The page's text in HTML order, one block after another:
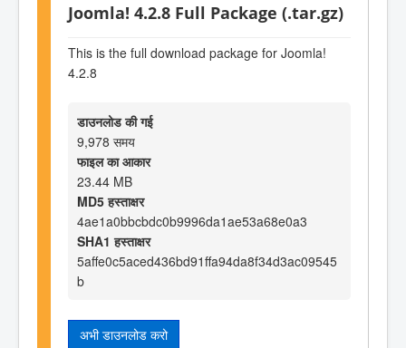
Joomla! 4.2.8 Full Package (.tar.gz)
This is the full download package for Joomla!
4.2.8
डाउनलोड की गई
9,978 समय
फाइल का आकार
23.44 MB
MD5 हस्ताक्षर
4ae1a0bbcbdc0b9996da1ae53a68e0a3
SHA1 हस्ताक्षर
5affe0c5aced436bd91ffa94da8f34d3ac09545
b
अभी डाउनलोड करो